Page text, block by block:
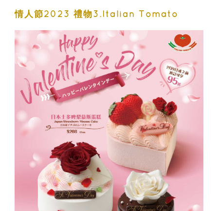
情人節2023 禮物3.Italian Tomato